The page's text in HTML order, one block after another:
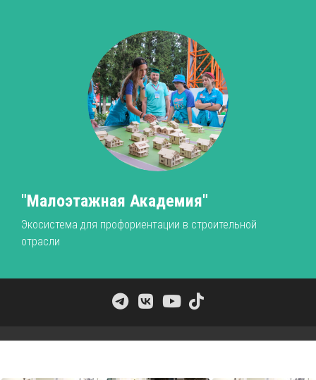
"Малоэтажная Академия"
Экосистема для профориентации в строительной
отрасли